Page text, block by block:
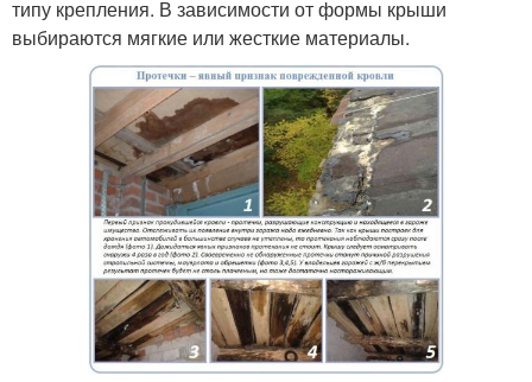
типу крепления. В зависимости от формы крыши
выбираются мягкие или жесткие материалы.